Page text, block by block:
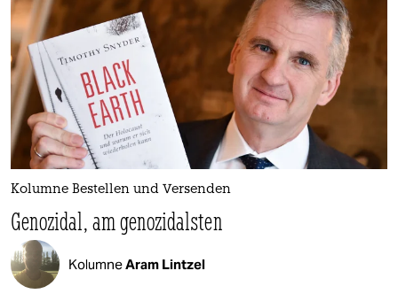
Kolumne Bestellen und Versenden
Genozidal, am genozidalsten
KolumneAram Lintzel